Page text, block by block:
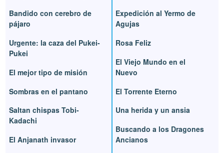
Bandido con cerebro de
pájaro
Urgente: la caza del Pukei-
Pukei
El mejor tipo de misión
Sombras en el pantano
Saltan chispas Tobi-
Kadachi
El Anjanath invasor
Expedición al Yermo de
Agujas
Rosa Feliz
El Viejo Mundo en el
Nuevo
El Torrente Eterno
Una herida y un ansia
Buscando a los Dragones
Ancianos